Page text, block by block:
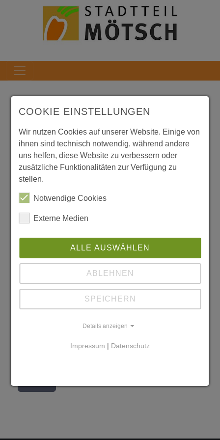
Jugendcamp 2026
Jetzt schnell bis zum 15. Mai anmelden!!!
COOKIE EINSTELLUNGEN
Wir nutzen Cookies auf unserer Website. Einige von
ihnen sind technisch notwendig, während andere
uns helfen, diese Website zu verbessern oder
zusätzliche Funktionalitäten zur Verfügung zu
stellen.
Notwendige Cookies
Externe Medien
ALLE AUSWÄHLEN
ABLEHNEN
SPEICHERN
Details anzeigen
Impressum | Datenschutz